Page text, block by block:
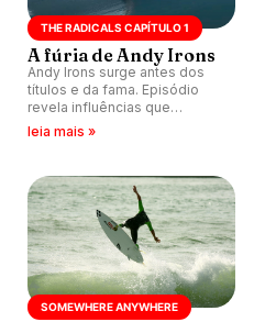
THE RADICALS CAPÍTULO 1
A fúria de Andy Irons
Andy Irons surge antes dos
títulos e da fama. Episódio
revela influências que
moldam seu estilo radical.
leia mais »
SOMEWHERE ANYWHERE